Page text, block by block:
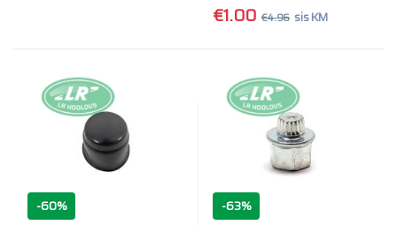
€1.00 €4.96 sis KM
-60% -63%